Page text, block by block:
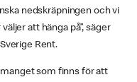
nedskräpningen och vi
att hänga på”, säger
Rent.
som finns för att